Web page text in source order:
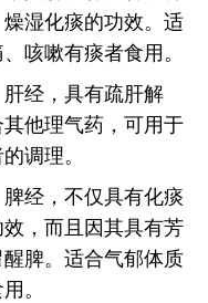
湿化痰的功效。适
咳嗽有痰者食用。
经，具有疏肝解
他理气药，可用于
调理。
经，不仅具有化痰
，而且因其具有芳
脾。适合气郁体质
。